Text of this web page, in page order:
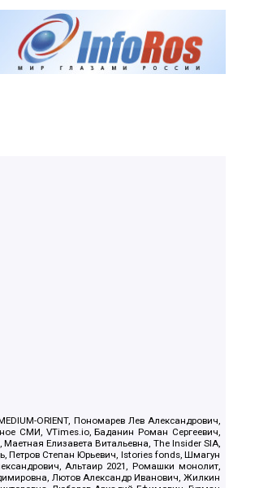
ORIENT, Пономарев Лев Александрович,
СМИ, VTimes.io, Баданин Роман Сергеевич,
Елизавета Витальевна, The Insider SIA,
Петров Степан Юрьевич, Istories fonds, Шмагун
Альтаир 2021, Ромашки монолит,
Лютов Александр Иванович, Жилкин